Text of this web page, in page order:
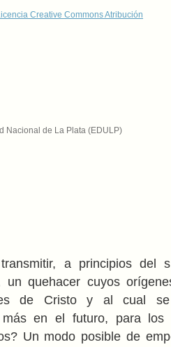
Creative Commons Atribución
Nacional de La Plata (EDULP)
a principios del
un quehacer cuyos
de Cristo y al cual
más en el futuro, para los
Un modo posible de